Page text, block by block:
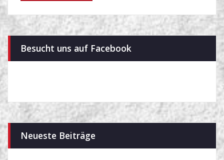
Besucht uns auf Facebook
Neueste Beiträge